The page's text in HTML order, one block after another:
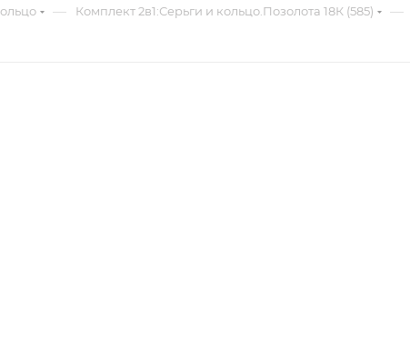
— Комплект 2в1:Серьги и кольцо.Позолота 18К (585) —